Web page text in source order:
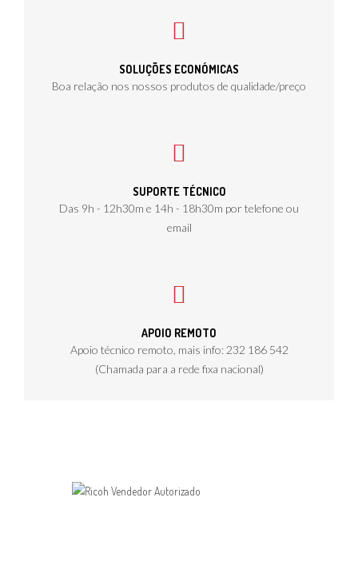
SOLUÇÕES ECONÓMICAS
Boa relação nos nossos produtos de qualidade/preço
SUPORTE TÉCNICO
Das 9h - 12h30m e 14h - 18h30m por telefone ou
email
APOIO REMOTO
Apoio técnico remoto, mais info: 232 186 542
(Chamada para a rede fixa nacional)